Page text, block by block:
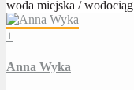
woda miejska / wodociąg
+
Anna Wyka